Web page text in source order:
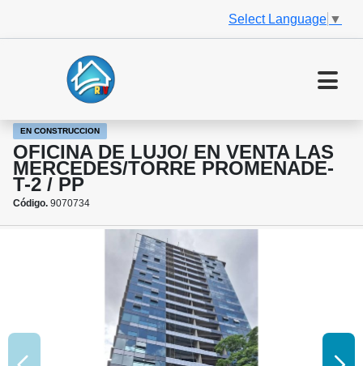
Select Language ▼
EN CONSTRUCCION
OFICINA DE LUJO/ EN VENTA LAS
MERCEDES/TORRE PROMENADE-
T-2 / PP
Código. 9070734